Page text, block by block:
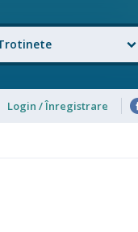
Login / Înregistrare